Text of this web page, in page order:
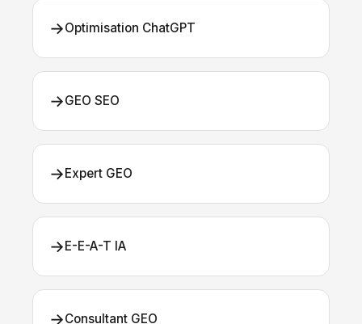
→Optimisation ChatGPT
→GEO SEO
→Expert GEO
→E-E-A-T IA
→Consultant GEO